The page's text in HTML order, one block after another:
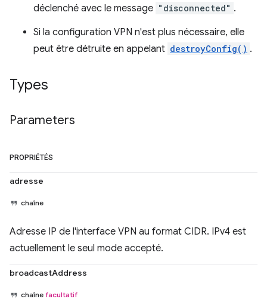
déclenché avec le message "disconnected" .
Si la configuration VPN n'est plus nécessaire, elle
peut être détruite en appelant destroyConfig() .
Types
Parameters
PROPRIÉTÉS
adresse
chaîne
Adresse IP de l'interface VPN au format CIDR. IPv4 est
actuellement le seul mode accepté.
broadcastAddress
chaîne facultatif